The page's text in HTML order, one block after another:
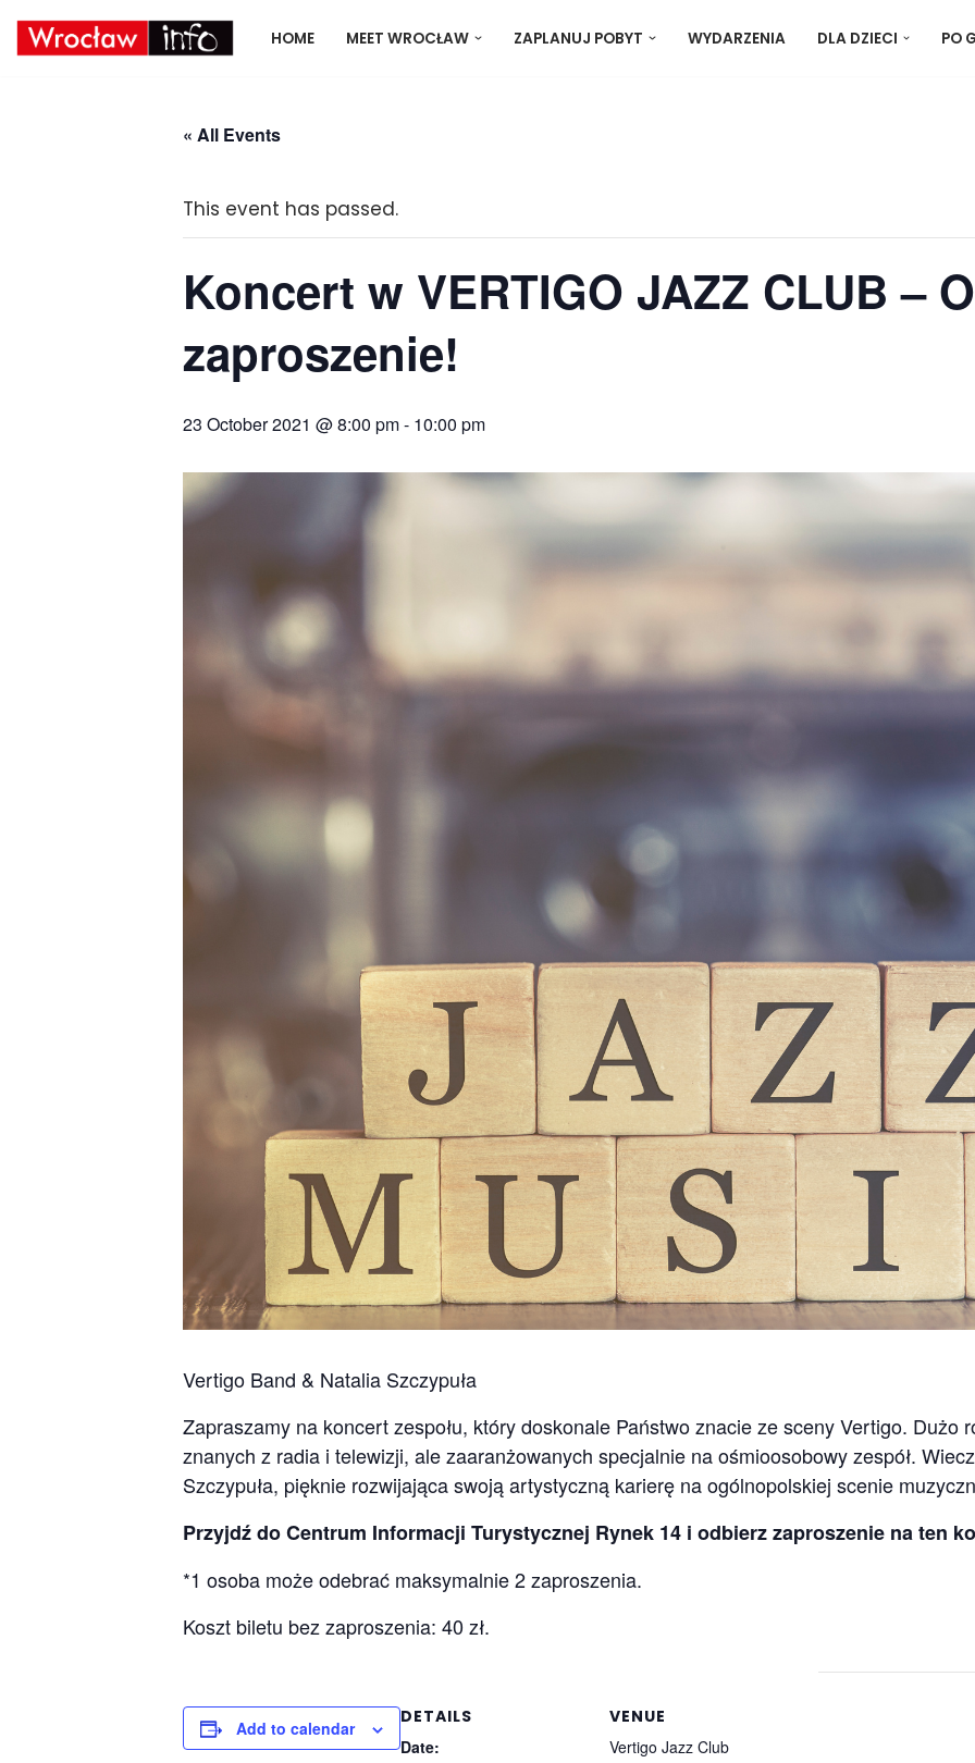
Skip
HOME MEET WROCŁAW ZAPLANUJ POBYT WYDARZENIA DLA DZIECI PO
« All Events
This event has passed.
Koncert w VERTIGO JAZZ CLUB –
zaproszenie!
23 October 2021 @ 8:00 pm- 10:00 pm
Vertigo Band & Natalia Szczypuła
Zapraszamy na koncert zespołu, który doskonale Państwo znacie ze sceny Vertigo. Dużo
znanych z radia i telewizji, ale zaaranżowanych specjalnie na ośmioosobowy zespół.
Szczypuła, pięknie rozwijająca swoją artystyczną karierę na ogólnopolskiej scenie
Przyjdź do Centrum Informacji Turystycznej Rynek 14 i odbierz zaproszenie na ten
*1 osoba może odebrać maksymalnie 2 zaproszenia.
Koszt biletu bez zaproszenia: 40 zł.
Add to calendar
DETAILS
Date:
VENUE
Vertigo Jazz Club